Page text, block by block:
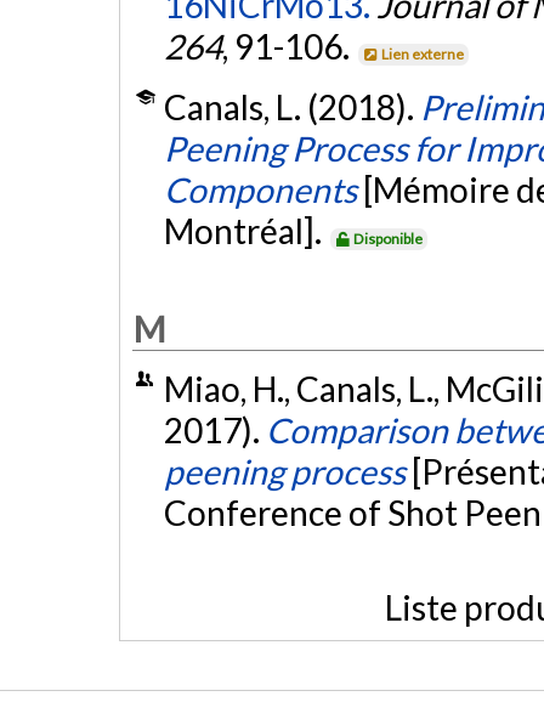
264, 91-106. Lien externe
Canals, L. (2018).
Peening Process for
Components [Mémoire
Montréal].
Disponible
M
Miao, H., Canals, L.,
2017). Comparison
peening process
Conference of Shot
Liste